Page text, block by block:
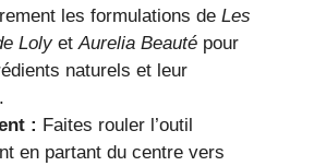
les formulations de Les
Lolyet Aurelia Beauté pour
naturels et leur
: Faites rouler l’outil
en partant du centre vers